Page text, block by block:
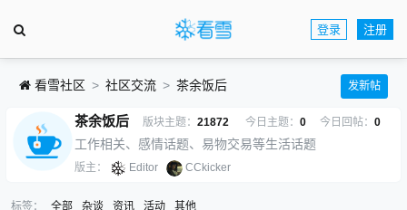
登录 注册
看雪社区 社区交流 茶余饭后 发新帖
茶余饭后 版块主题： 21872 今日主题： 0 今日回帖： 0
工作相关、感情话题、易物交易等生活话题
版主： Editor CCkicker
标签： 全部 杂谈 资讯 活动 其他